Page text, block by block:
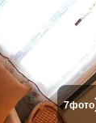
7фото